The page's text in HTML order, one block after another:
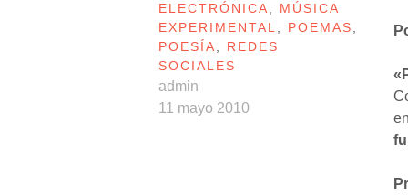
ELECTRÓNICA, MÚSICA
EXPERIMENTAL, POEMAS,
POESÍA, REDES
SOCIALES
admin
11 mayo 2010